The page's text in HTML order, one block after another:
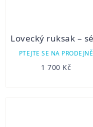
PTEJTE SE NA PRODEJNĚ
1 700 Kč